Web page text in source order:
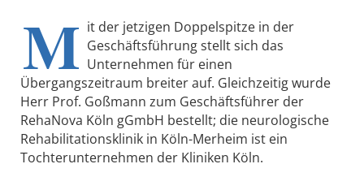
M it der jetzigen Doppelspitze in der
Geschäftsführung stellt sich das
Unternehmen für einen
Übergangszeitraum breiter auf. Gleichzeitig wurde
Herr Prof. Goßmann zum Geschäftsführer der
RehaNova Köln gGmbH bestellt; die neurologische
Rehabilitationsklinik in Köln-Merheim ist ein
Tochterunternehmen der Kliniken Köln.